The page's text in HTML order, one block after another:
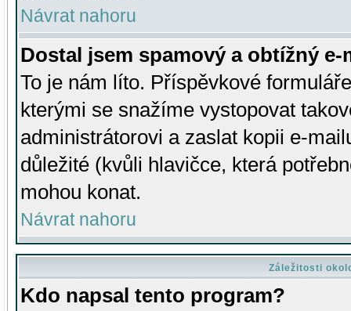
Návrat nahoru
Dostal jsem spamový a obtížný
To je nám líto. Příspěvkové
kterými se snažíme vystopovat
administrátorovi a zaslat kopii e-
důležité (kvůli hlavičce, která
mohou konat.
Návrat nahoru
Záležitosti
Kdo napsal tento program?